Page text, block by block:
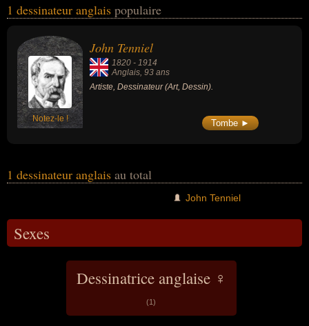
sexe masculin) peuvent avoir des liens variés dans les domaines
artiste.
1 dessinateur anglais populaire
Notez-le !
John Tenniel
1820 - 1914
Anglais, 93 ans
Artiste, Dessinateur (Art, Dessin).
Tombe ►
1 dessinateur anglais au total
John Tenniel
Sexes
Dessinatrice anglaise ♀
(1)